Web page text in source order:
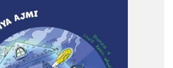
klasse 3. klasse 4. klasse